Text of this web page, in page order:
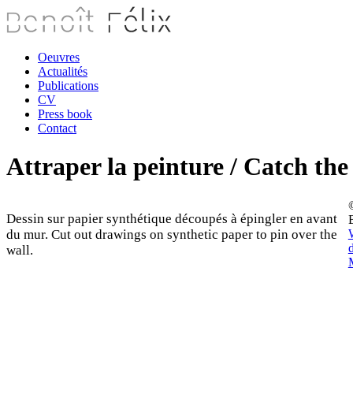
Oeuvres
Actualités
Publications
CV
Press book
Contact
Attraper la peinture / Catch
Dessin sur papier synthétique découpés à épingler en avant
du mur. Cut out drawings on synthetic paper to pin over the
wall.